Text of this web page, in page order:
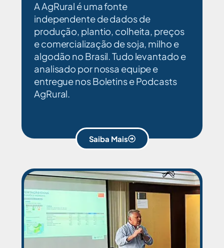
A AgRural é uma fonte
independente de dados de
produção, plantio, colheita, preços
e comercialização de soja, milho e
algodão no Brasil. Tudo levantado e
analisado por nossa equipe e
entregue nos Boletins e Podcasts
AgRural.
Saiba Mais